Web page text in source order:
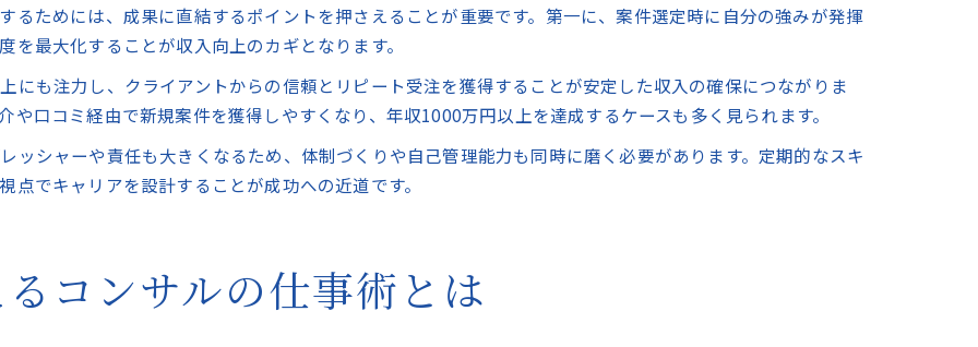
るためには、成果に直結するポイントを押さえることが重要です。第一に、案件選定時に自分の強みが発揮
最大化することが収入向上のカギとなります。
にも注力し、クライアントからの信頼とリピート受注を獲得することが安定した収入の確保につながりま
や口コミ経由で新規案件を獲得しやすくなり、年収1000万円以上を達成するケースも多く見られます。
ッシャーや責任も大きくなるため、体制づくりや自己管理能力も同時に磨く必要があります。定期的なスキ
でキャリアを設計することが成功への近道です。
コンサルの仕事術とは